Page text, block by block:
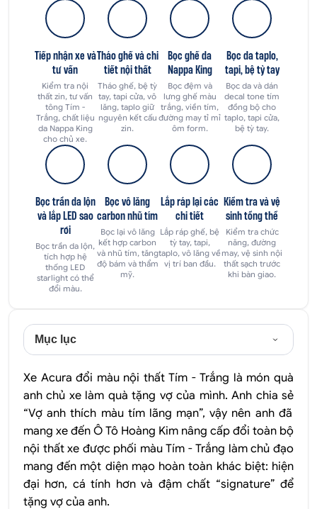
Tiếp nhận xe và
tư vấn
Kiểm tra nội
thất zin, tư vấn
tông Tím -
Trắng, chất liệu
da Nappa King
cho chủ xe.
Tháo ghế và chi
tiết nội thất
Tháo ghế, bệ tỳ
tay, tapi cửa, vô
lăng, taplo giữ
nguyên kết cấu
zin.
Bọc ghế da
Nappa King
Bọc đệm và
lưng ghế màu
trắng, viền tím,
đường may tỉ mỉ
ôm form.
Bọc da taplo,
tapi, bệ tỳ tay
Bọc da và dán
decal tone tím
đồng bộ cho
taplo, tapi cửa,
bệ tỳ tay.
Bọc trần da lộn
và lắp LED sao
rơi
Bọc trần da lộn,
tích hợp hệ
thống LED
starlight có thể
đổi màu.
Bọc vô lăng
carbon nhũ tím
Bọc lại vô lăng
kết hợp carbon
và nhũ tím, tăng
độ bám và thẩm
mỹ.
Lắp ráp lại các
chi tiết
Lắp ráp ghế, bệ
tỳ tay, tapi,
taplo, vô lăng về
vị trí ban đầu.
Kiểm tra và vệ
sinh tổng thể
Kiểm tra chức
năng, đường
may, vệ sinh nội
thất sạch trước
khi bàn giao.
Mục lục
Xe Acura đổi màu nội thất Tím - Trắng là món quà
anh chủ xe làm quà tặng vợ của mình. Anh chia sẻ
“Vợ anh thích màu tím lãng mạn”, vậy nên anh đã
mang xe đến Ô Tô Hoàng Kim nâng cấp đổi toàn bộ
nội thất xe được phối màu Tím - Trắng làm chủ đạo
mang đến một diện mạo hoàn toàn khác biệt: hiện
đại hơn, cá tính hơn và đậm chất “signature” để
tặng vợ của anh.